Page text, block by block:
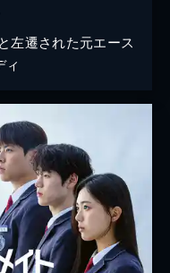
左遷された元エース
ィ